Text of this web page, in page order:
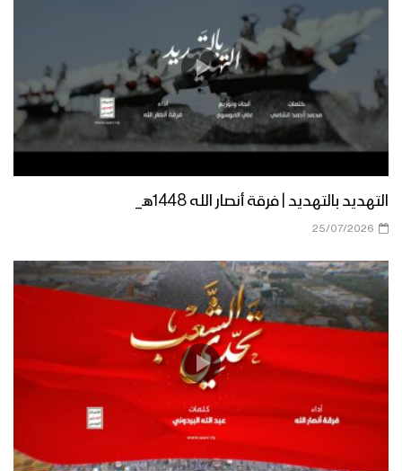
المنشدين 1447هـ
مرحباً أهلاً | فرقة أنصار الله 1447هـ
– حسن خانجي 1447هـ
الى طيبة | عبدالخالق البحري – إبراهيم
الدولة 1447هـ
ميلاد سيدنا | أبو يوسف السلامي 1447هـ
مونتاج زانت رُبى الدنيا | فرقة أنصار الله
1447هـ
التهديد بالتهديد | فرقة أنصار الله 1448هـ_
25/07/2026